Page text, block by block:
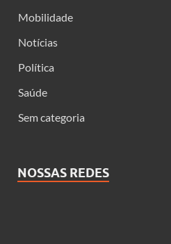
Mobilidade
Notícias
Política
Saúde
Sem categoria
NOSSAS REDES